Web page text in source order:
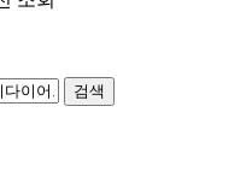
검색